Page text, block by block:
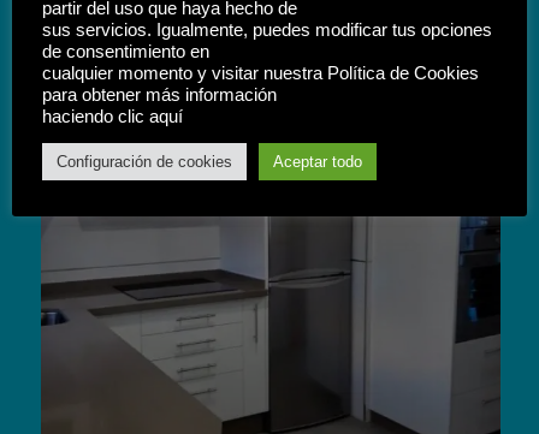
partir del uso que haya hecho de
sus servicios. Igualmente, puedes modificar tus opciones
de consentimiento en
cualquier momento y visitar nuestra Política de Cookies
para obtener más información
haciendo clic aquí
Configuración de cookies Aceptar todo